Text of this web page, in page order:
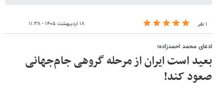
۱ نفر ۱۸ اردیبهشت ۱۴۰۵ - ۱۱:۳۸
ادعای محمد احمدزاده؛
بعید است ایران از مرحله گروهی جام‌جهانی
صعود کند!